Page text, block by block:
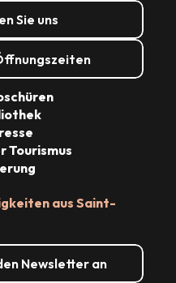
Sie uns
aus Saint-
Newsletter an
Tourismus